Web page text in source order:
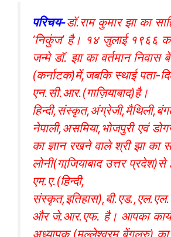
परिचय-डॉ.राम कुमार झा का
‘निकुंज’ है। १४ जुलाई १९६६
जन्मे डॉ. झा का वर्तमान निवास
(कर्नाटक)में,जबकि स्थाई पता-
एन.सी.आर.(गाज़ियाबाद)है।
नेपाली,असमिया,भोजपुरी एवं
का ज्ञान रखने वाले श्री झा का
लोनी(गाजि़याबाद उत्तर प्रदेश)से
एम.ए.(हिन्दी,
और जे.आर.एफ. है। आपका
अध्यापक (मल्लेश्वरम्,बेंगलूरु)